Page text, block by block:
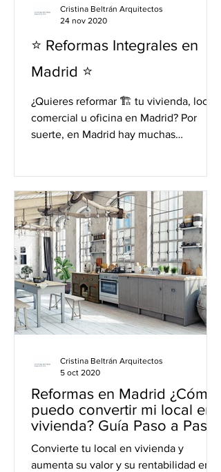
⭐️ Reformas Integrales en
Madrid ⭐️
¿Quieres reformar 🏗 tu vivienda, local
comercial u oficina en Madrid? Por
suerte, en Madrid hay muchas
Cristina Beltrán Arquitectos
24 nov 2020
Reformas en Madrid ¿Cómo
puedo convertir mi local en
vivienda? Guía Paso a Paso.
Convierte tu local en vivienda y
aumenta su valor y su rentabilidad en
Cristina Beltrán Arquitectos
5 oct 2020